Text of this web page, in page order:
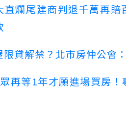
直爛尾建商判退千萬再
限貸解禁？北市房仲公會
再等1年才願進場買房